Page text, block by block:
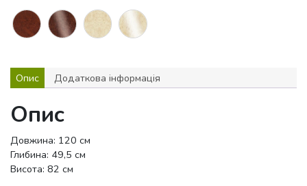
Опис Додаткова інформація
Опис
Довжина: 120 см
Глибина: 49,5 см
Висота: 82 см